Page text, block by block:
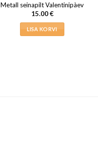
Metall seinapilt Valentinipàev
15.00€
LISA KORVI